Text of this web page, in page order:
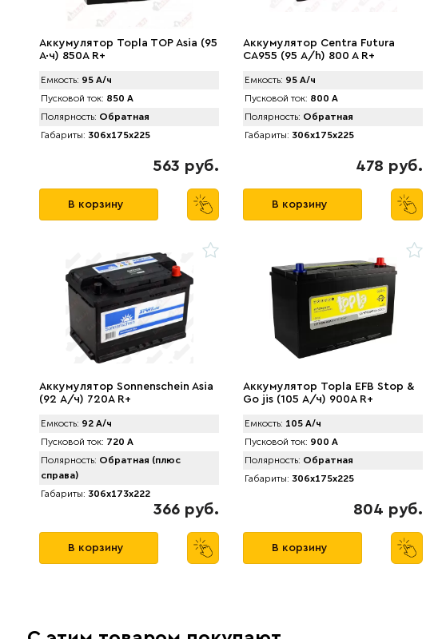
Аккумулятор Topla TOP Asia (95
А·ч) 850A R+
Емкость: 95 А/ч
Пусковой ток: 850 А
Полярность: Обратная
Габариты: 306x175x225
563 руб.
В корзину
Аккумулятор Centra Futura
CA955 (95 А/h) 800 A R+
Емкость: 95 А/ч
Пусковой ток: 800 А
Полярность: Обратная
Габариты: 306x175x225
478 руб.
В корзину
Аккумулятор Sonnenschein Asia
(92 А/ч) 720А R+
Емкость: 92 А/ч
Пусковой ток: 720 А
Полярность: Обратная (плюс
справа)
Габариты: 306x173x222
366 руб.
В корзину
Аккумулятор Topla EFB Stop &
Go jis (105 А/ч) 900A R+
Емкость: 105 А/ч
Пусковой ток: 900 А
Полярность: Обратная
Габариты: 306x175x225
804 руб.
В корзину